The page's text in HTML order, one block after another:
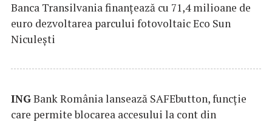
Banca Transilvania finanțează cu 71,4 milioane de
euro dezvoltarea parcului fotovoltaic Eco Sun
Niculești
INGBank România lansează SAFEbutton, funcţie
care permite blocarea accesului la cont din